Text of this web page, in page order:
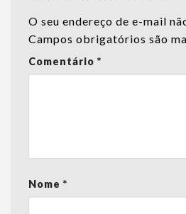
O seu endereço de e-mail
Campos obrigatórios são
Comentário *
Nome *